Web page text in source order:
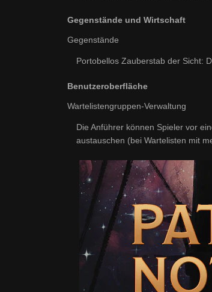
Gegenstände und Wirtschaft
Gegenstände
Portobellos Zauberstab der Sicht:
Benutzeroberfläche
Wartelistengruppen-Verwaltung
Die Anführer können Spieler vor
austauschen (bei Wartelisten mit